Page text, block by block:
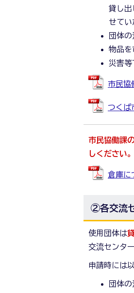
貸し出
せてい
団体
物品を
災害等
市民協
つくば
市民協働課
しください
倉庫に
②各交流
使用団体は
交流センタ
申請時には
団体